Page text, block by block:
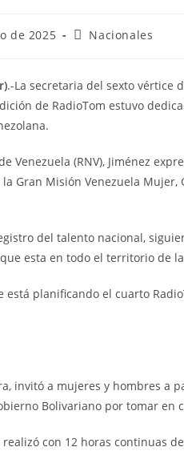
de 2025 Nacionales
.-La secretaria del sexto vértice
de RadioTom estuvo
Venezuela (RNV), Jiménez
Gran Misión Venezuela
del talento nacional,
esta en todo el territorio de
está planificando el cuarto
invitó a mujeres y hombres a
Bolivariano por tomar en
con 12 horas continuas